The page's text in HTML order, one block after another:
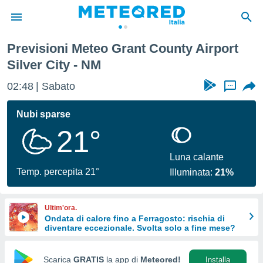
di
per
di
Web
le
Previsioni Meteo Grant County Airport
Silver City - NM
02:49 Sabato ...
Nubi sparse
21°
Temp. percepita 21°
Luna calante
Illuminata:21%
Ultim'ora.
Ondata di calore fino a Ferragosto: rischia di
diventare eccezionale. Svolta solo a fine mese?
Scarica GRATIS la app di Meteored! Installa